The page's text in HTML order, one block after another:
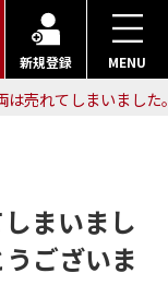
新規登録 MENU
は売れてしまいまし
まいまし
ございま